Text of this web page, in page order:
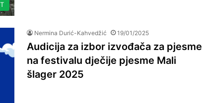
Nermina Durić-Kahvedžić 19/01/2025
Audicija za izbor izvođača za pjesme
na festivalu dječije pjesme Mali
šlager 2025